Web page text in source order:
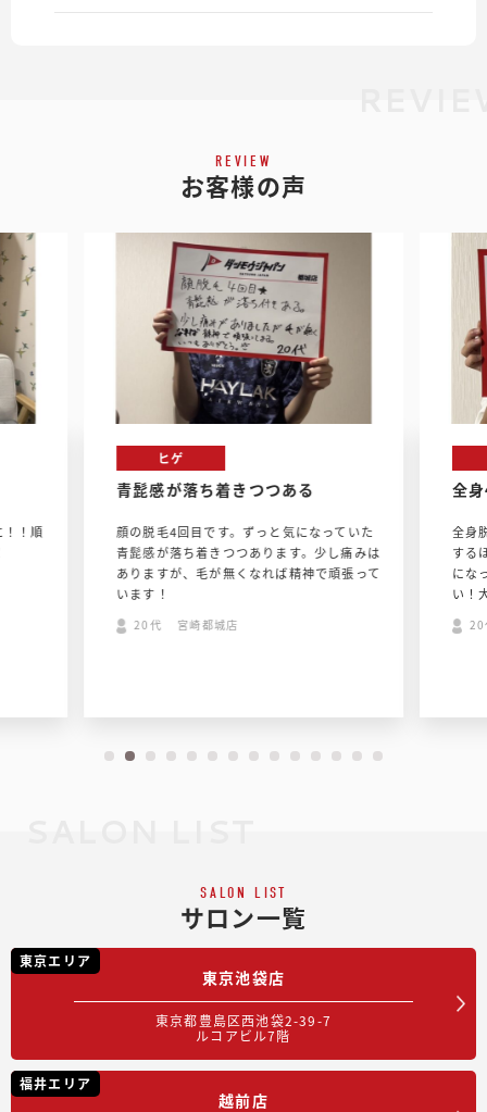
REVIEW
お客様の声
！順
ヒゲ
青髭感が落ち着きつつある
顔の脱毛4回目です。ずっと気になっていた
青髭感が落ち着きつつあります。少し痛みは
ありますが、毛が無くなれば精神で頑張って
います！
20代 宮崎都城店
全
全身
する
にな
い！
SALON LIST
サロン一覧
東京エリア
東京池袋店
東京都豊島区西池袋2-39-7
ルコアビル7階
福井エリア
越前店